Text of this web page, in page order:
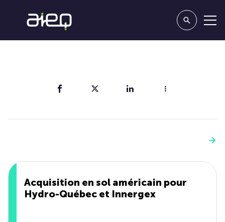
Acquisition en sol américain pour
Hydro-Québec et Innergex